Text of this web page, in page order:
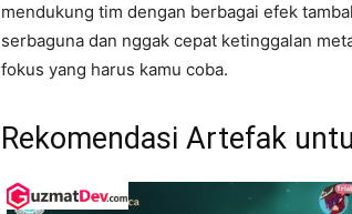
mendukung tim dengan berbagai efek
serbaguna dan nggak cepat ketinggalan
fokus yang harus kamu coba.
Rekomendasi Artefak